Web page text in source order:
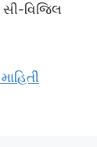
વિજિલ